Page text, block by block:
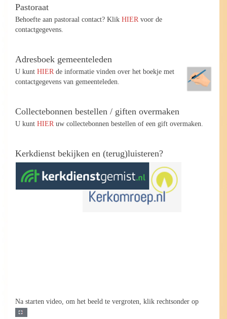
Pastoraat
Behoefte aan pastoraal contact? Klik HIER voor de
contactgegevens.
Adresboek gemeenteleden
U kunt HIER de informatie vinden over het boekje met
contactgegevens van gemeenteleden.
Collectebonnen bestellen / giften overmaken
U kunt HIER uw collectebonnen bestellen of een gift overmaken.
Kerkdienst bekijken en (terug)luisteren?
Na starten video, om het beeld te vergroten, klik rechtsonder op